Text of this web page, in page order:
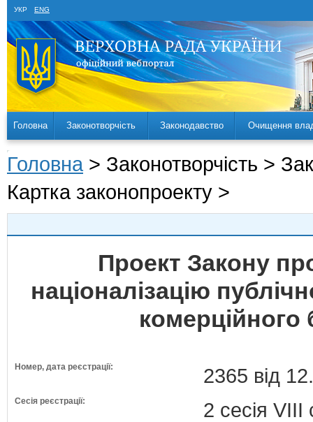
УКР ENG
Головна Законотворчість Законодавство Очищення
Головна > Законотворчість >
Картка законопроекту >
Проект Закону
націоналізацію
Номер, дата реєстрації: 2365 від
Сесія реєстрації: 2 сесія VIII